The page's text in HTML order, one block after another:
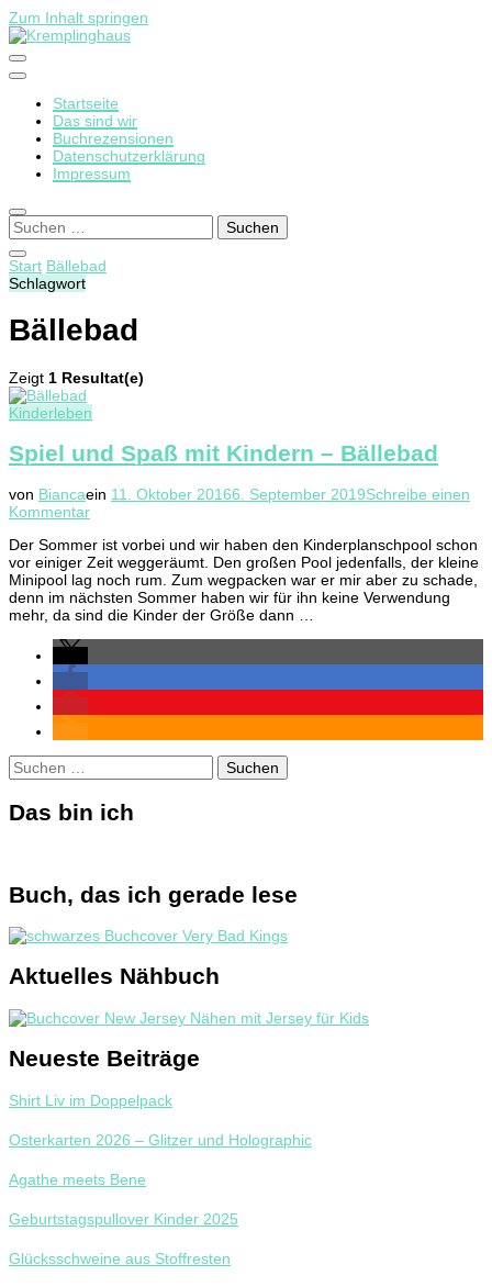
Zum Inhalt springen
Kremplinghaus
Startseite
Das sind wir
Buchrezensionen
Datenschutzerklärung
Impressum
Suchen
nach:
Start Bällebad
Schlagwort
Bällebad
Zeigt 1 Resultat(e)
Kinderleben
Spiel und Spaß mit Kindern – Bällebad
von Biancaein 11. Oktober 20166. September 2019Schreibe einen
Kommentarzu
und
Spaß
mit
Kindern
–
Der Sommer ist vorbei und wir haben den Kinderplanschpool schon
vor einiger Zeit weggeräumt. Den großen Pool jedenfalls, der kleine
Minipool lag noch rum. Zum wegpacken war er mir aber zu schade,
denn im nächsten Sommer haben wir für ihn keine Verwendung
mehr, da sind die Kinder der Größe dann …
Suchen
nach:
Das bin ich
Buch, das ich gerade lese
Aktuelles Nähbuch
Neueste Beiträge
Shirt Liv im Doppelpack
Osterkarten 2026 – Glitzer und Holographic
Agathe meets Bene
Geburtstagspullover Kinder 2025
Glücksschweine aus Stoffresten